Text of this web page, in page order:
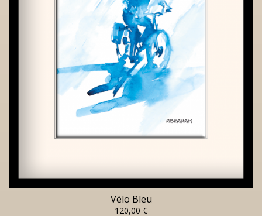
Vélo Bleu
120,00 €